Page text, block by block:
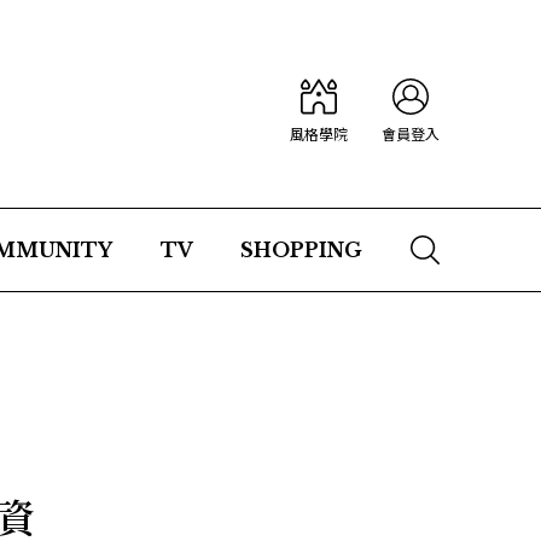
風格學院 會員登入
TV SHOPPING